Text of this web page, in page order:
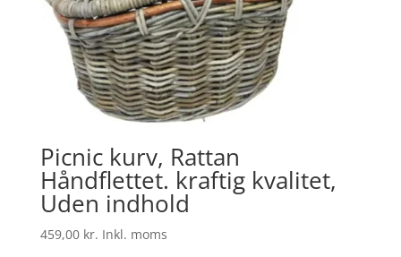
Picnic kurv, Rattan
Håndflettet. kraftig kvalitet,
Uden indhold
459,00 kr. Inkl. moms